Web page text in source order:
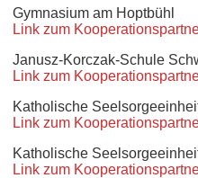
Gymnasium am Hoptbühl
Link zum
Janusz-Korczak-Schule
Link zum
Katholische
Link zum
Katholische
Link zum